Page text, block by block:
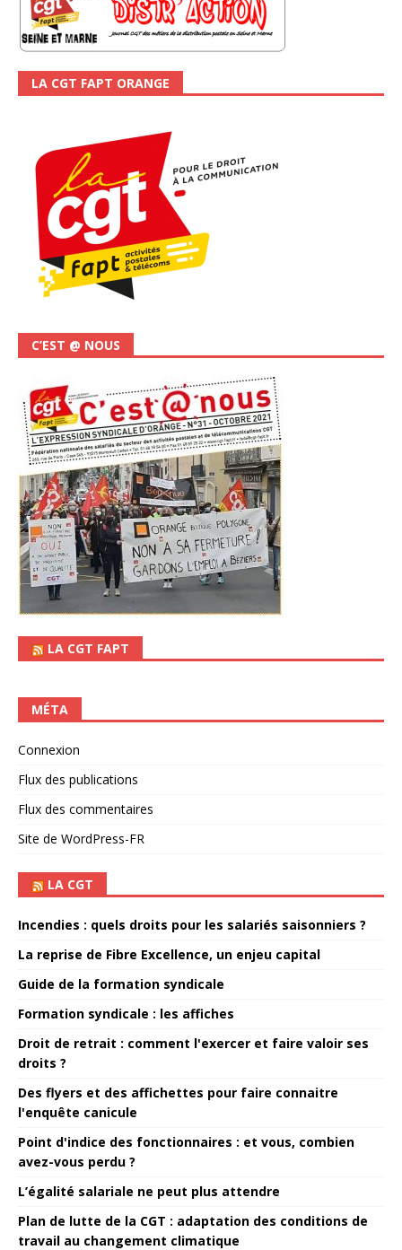
LA CGT FAPT ORANGE
C’EST @ NOUS
LA CGT FAPT
MÉTA
Connexion
Flux des publications
Flux des commentaires
Site de WordPress-FR
LA CGT
Incendies : quels droits pour les salariés saisonniers ?
La reprise de Fibre Excellence, un enjeu capital
Guide de la formation syndicale
Formation syndicale : les affiches
Droit de retrait : comment l'exercer et faire valoir ses
droits ?
Des flyers et des affichettes pour faire connaitre
l'enquête canicule
Point d'indice des fonctionnaires : et vous, combien
avez-vous perdu ?
L’égalité salariale ne peut plus attendre
Plan de lutte de la CGT : adaptation des conditions de
travail au changement climatique